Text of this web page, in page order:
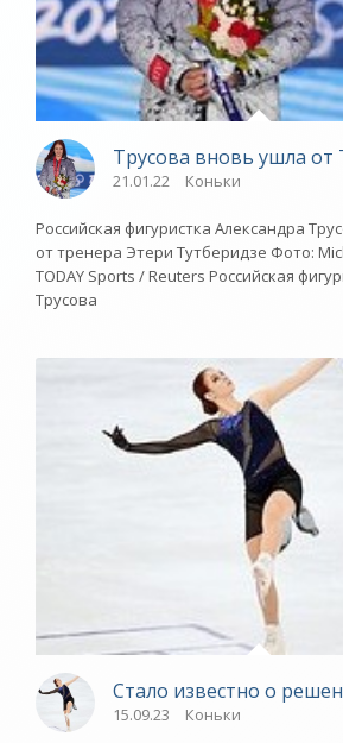
Трусова вновь ушла от
21.01.22 Коньки
Российская фигуристка Александра
от тренера Этери Тутберидзе Фото:
TODAY Sports / Reuters Российская
Трусова
Стало известно о
15.09.23 Коньки